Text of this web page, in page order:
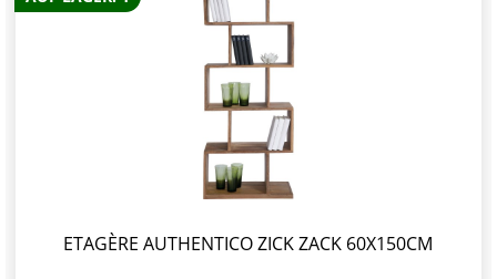
ETAGÈRE AUTHENTICO ZICK ZACK 60X150CM